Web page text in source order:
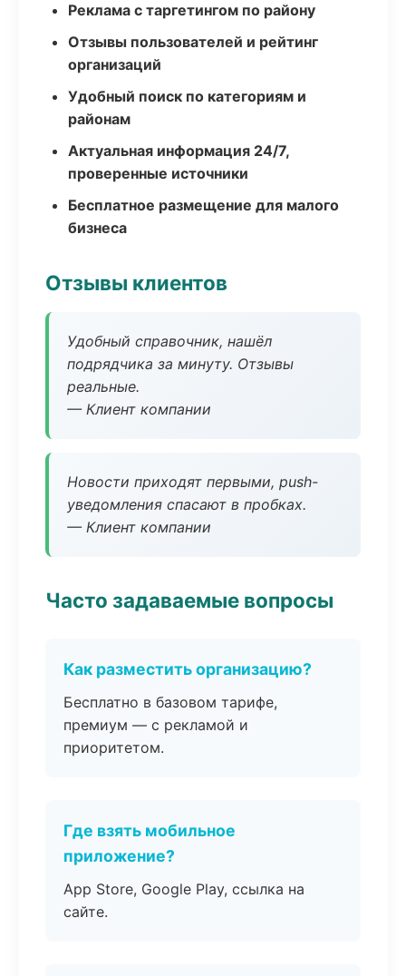
Реклама с таргетингом по району
Отзывы пользователей и рейтинг
организаций
Удобный поиск по категориям и
районам
Актуальная информация 24/7,
проверенные источники
Бесплатное размещение для малого
бизнеса
Отзывы клиентов
Удобный справочник, нашёл
подрядчика за минуту. Отзывы
реальные.
— Клиент компании
Новости приходят первыми, push-
уведомления спасают в пробках.
— Клиент компании
Часто задаваемые вопросы
Как разместить организацию?
Бесплатно в базовом тарифе,
премиум — с рекламой и
приоритетом.
Где взять мобильное
приложение?
App Store, Google Play, ссылка на
сайте.